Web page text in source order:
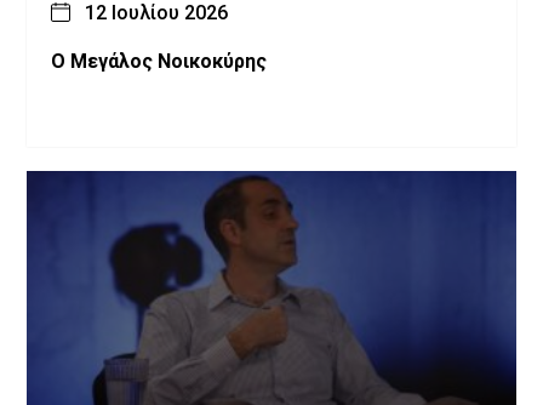
12 Ιουλίου 2026
Ο Μεγάλος Νοικοκύρης